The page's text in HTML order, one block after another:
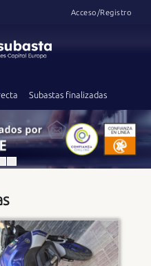
Acceso/Registro
Subastas finalizadas